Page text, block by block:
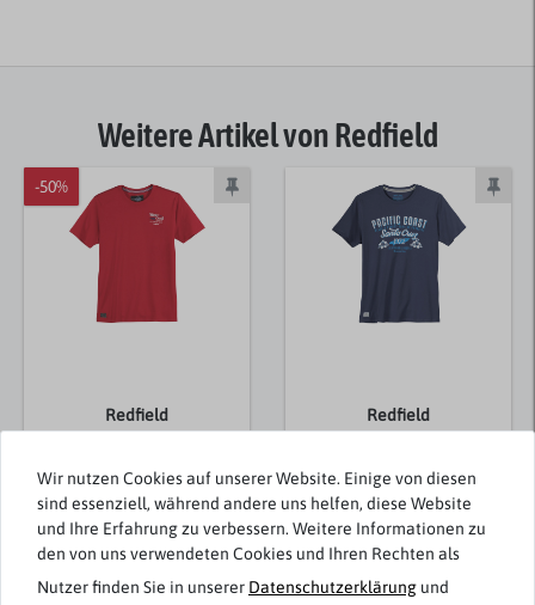
Weitere Artikel von Redfield
-50%
Redfield
Brustprint Water Craft
19,95 €
9,98 € *
Redfield
Print Pacific
denimblau
19,95 € *
Wir nutzen Cookies auf unserer Website. Einige von diesen
sind essenziell, während andere uns helfen, diese Website
und Ihre Erfahrung zu verbessern. Weitere Informationen zu
den von uns verwendeten Cookies und Ihren Rechten als
Nutzer finden Sie in unserer Daten­schutz­erklärung und